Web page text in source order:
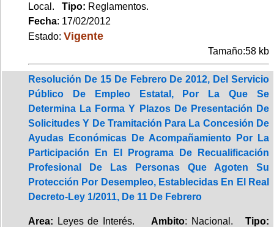
Local. Tipo: Reglamentos.
Fecha: 17/02/2012
Estado: Vigente
Tamaño:58 kb
Resolución De 15 De Febrero De 2012, Del Servicio
Público De Empleo Estatal, Por La Que Se
Determina La Forma Y Plazos De Presentación De
Solicitudes Y De Tramitación Para La Concesión De
Ayudas Económicas De Acompañamiento Por La
Participación En El Programa De Recualificación
Profesional De Las Personas Que Agoten Su
Protección Por Desempleo, Establecidas En El Real
Decreto-Ley 1/2011, De 11 De Febrero
Area: Leyes de Interés. Ambito: Nacional.Tipo: